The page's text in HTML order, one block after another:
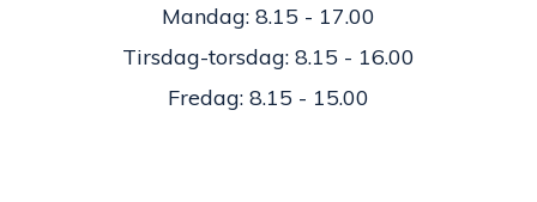
Mandag: 8.15 - 17.00
Tirsdag-torsdag: 8.15 - 16.00
Fredag: 8.15 - 15.00